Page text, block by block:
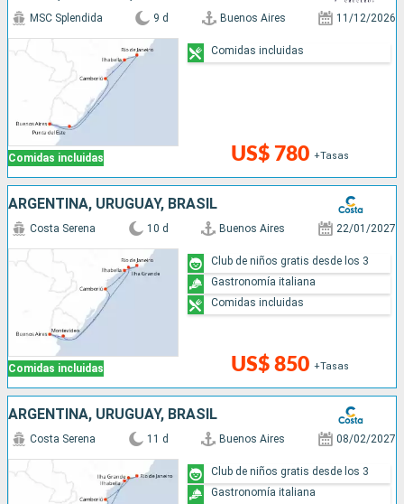
Comidas incluidas
MSC Splendida 9 d Buenos Aires 11/12/2026
US$ 780 +Tasas
Comidas incluidas
ARGENTINA, URUGUAY, BRASIL
Comidas incluidas
Costa Serena 10 d Buenos Aires 22/01/2027
US$ 850 +Tasas
Club de niños gratis desde los 3
Gastronomía italiana
Comidas incluidas
ARGENTINA, URUGUAY, BRASIL
Costa Serena 11 d Buenos Aires 08/02/2027
Club de niños gratis desde los 3
Gastronomía italiana